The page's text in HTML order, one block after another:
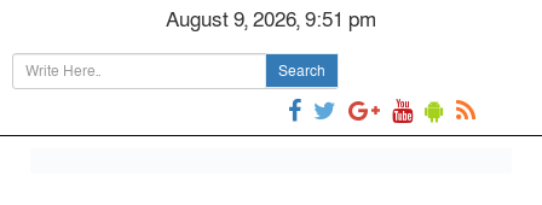
August 9, 2026, 9:51 pm
Search